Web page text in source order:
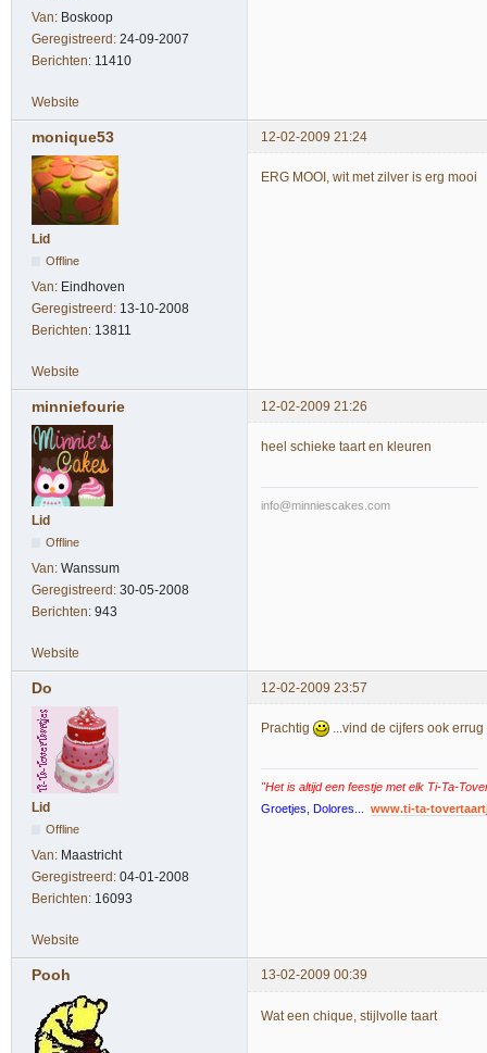
Van: Boskoop
Geregistreerd: 24-09-2007
Berichten: 11410
Website
monique53 12-02-2009 21:24
Lid
Offline
Van: Eindhoven
Geregistreerd: 13-10-2008
Berichten: 13811
ERG MOOI, wit met zilver is erg mooi
Website
minniefourie 12-02-2009 21:26
Lid
Offline
Van: Wanssum
Geregistreerd: 30-05-2008
Berichten: 943
heel schieke taart en kleuren
info@minniescakes.com
Website
Do 12-02-2009 23:57
Lid
Offline
Van: Maastricht
Geregistreerd: 04-01-2008
Berichten: 16093
Prachtig ...vind de cijfers ook
"Het is altijd een feestje met elk Ti-Ta-
Groetjes, Dolores...
www.ti-ta-
Website
Pooh 13-02-2009 00:39
Wat een chique, stijlvolle taart